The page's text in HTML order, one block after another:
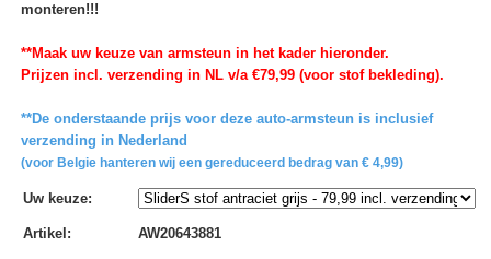
monteren!!!
**Maak uw keuze van armsteun in het kader hieronder.
Prijzen incl. verzending in NL v/a €79,99 (voor stof bekleding).
**De onderstaande prijs voor deze auto-armsteun is inclusief
verzending in Nederland
(voor Belgie hanteren wij een gereduceerd bedrag van € 4,99)
Uw keuze:
Artikel : AW20643881